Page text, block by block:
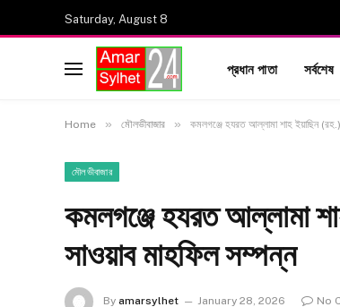
Saturday, August 8
প্রধান পাতা সর্বশেষ
Home » মৌলভীবাজার » কমলগঞ্জে হযরত আল্লামা শাহ ইয়াছিন
মৌলভীবাজার
কমলগঞ্জে হযরত আল্লামা
সাওয়াব মাহফিল সম্পন্ন
By amarsylhet January 28, 2026 No